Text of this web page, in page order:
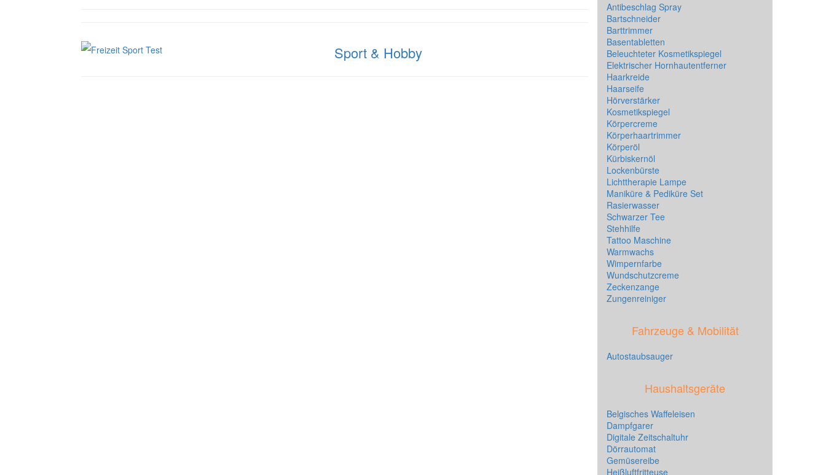
Sport & Hobby
Antibeschlag Spray
Bartschneider
Barttrimmer
Basentabletten
Beleuchteter Kosmetikspiegel
Elektrischer Hornhautentferner
Haarkreide
Haarseife
Hörverstärker
Kosmetikspiegel
Körpercreme
Körperhaartrimmer
Körperöl
Kürbiskernöl
Lockenbürste
Lichttherapie Lampe
Maniküre & Pediküre Set
Rasierwasser
Schwarzer Tee
Stehhilfe
Tattoo Maschine
Warmwachs
Wimpernfarbe
Wundschutzcreme
Zeckenzange
Zungenreiniger
Fahrzeuge & Mobilität
Autostaubsauger
Haushaltsgeräte
Belgisches Waffeleisen
Dampfgarer
Digitale Zeitschaltuhr
Dörrautomat
Gemüsereibe
Heißluftfritteuse